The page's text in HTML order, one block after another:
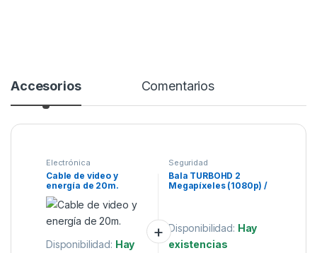
Accesorios Comentarios
Electrónica
Cable de video y
energía de 20m.
Disponibilidad: Hay
Seguridad
Bala TURBOHD 2
Megapíxeles (1080p) /
Disponibilidad: Hay
existencias